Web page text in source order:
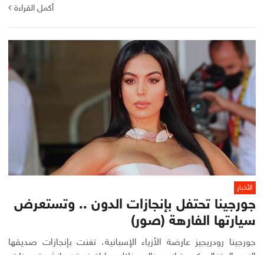
أكمل القراءة
الأخبار
جورجينا تحتفل بإنجازات الدون .. وتستعرض
سيارتها الفارهة (صور)
جورجينا رودريجيز عارضة الأزياء الإسبانية، تغنت بإنجازات صديقها